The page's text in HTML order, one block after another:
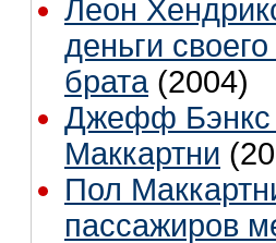
Леон
деньги
брата (2004)
Джефф Бэнкс
Маккартни
Пол
пассажиров